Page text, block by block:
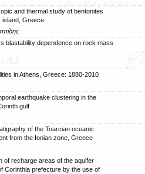
and thermal study of bentonites
island, Greece
blastability dependence on rock mass
in Athens, Greece: 1880-2010
earthquake clustering in the
gulf
of the Toarcian oceanic
from the Ionian zone, Greece
of recharge areas of the aquifer
Corinthia prefecture by the use of